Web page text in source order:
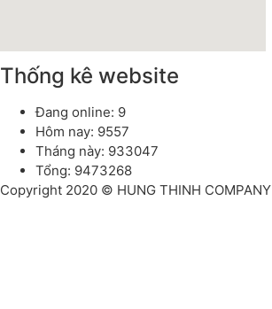
Thống kê website
Đang online: 9
Hôm nay: 9557
Tháng này: 933047
Tổng: 9473268
Copyright 2020 © HUNG THINH COMPANY